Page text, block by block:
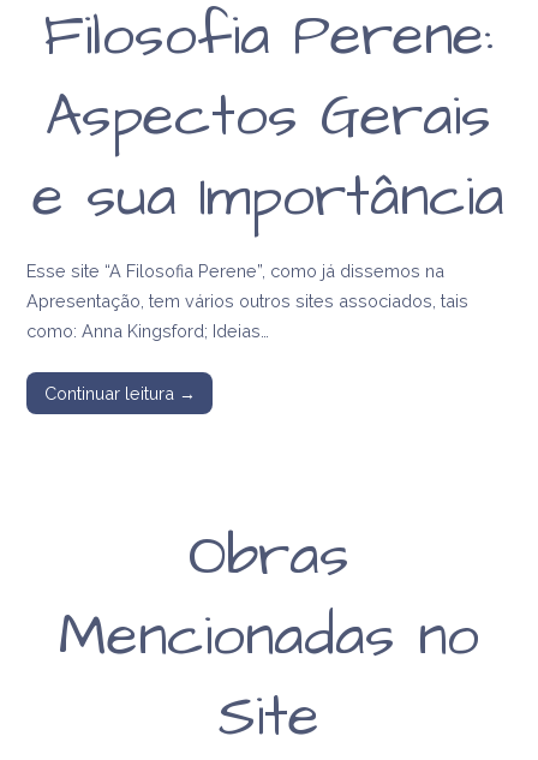
Filosofia Perene:
Aspectos Gerais
e sua Importância
Esse site “A Filosofia Perene”, como já dissemos na
Apresentação, tem vários outros sites associados, tais
como: Anna Kingsford; Ideias…
Continuar leitura →
Obras
Mencionadas no
Site